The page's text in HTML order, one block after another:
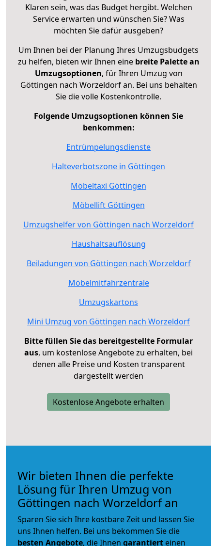
Klaren sein, was das Budget hergibt. Welchen
Service erwarten und wünschen Sie? Was
möchten Sie dafür ausgeben?
Um Ihnen bei der Planung Ihres Umzugsbudgets
zu helfen, bieten wir Ihnen eine breite Palette an
Umzugsoptionen, für Ihren Umzug von
Göttingen nach Worzeldorf an. Bei uns behalten
Sie die volle Kostenkontrolle.
Folgende Umzugsoptionen können Sie
benkommen:
Entrümpelungsdienste
Halteverbotszone in Göttingen
Möbeltaxi Göttingen
Möbellift Göttingen
Umzugshelfer von Göttingen nach Worzeldorf
Haushaltsauflösung
Beiladungen von Göttingen nach Worzeldorf
Möbelmitfahrzentrale
Umzugskartons
Mini Umzug von Göttingen nach Worzeldorf
Bitte füllen Sie das bereitgestellte Formular
aus, um kostenlose Angebote zu erhalten, bei
denen alle Preise und Kosten transparent
dargestellt werden
Kostenlose Angebote erhalten
Wir bieten Ihnen die perfekte
Lösung für Ihren Umzug von
Göttingen nach Worzeldorf an
Sparen Sie sich Ihre kostbare Zeit und lassen Sie
uns Ihnen helfen. Bei uns bekommen Sie die
besten Angebote, die Ihnen garantiert einen